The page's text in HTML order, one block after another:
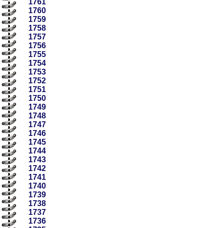
1761
1760
1759
1758
1757
1756
1755
1754
1753
1752
1751
1750
1749
1748
1747
1746
1745
1744
1743
1742
1741
1740
1739
1738
1737
1736